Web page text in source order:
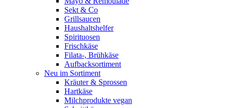
Sekt & Co
Grillsaucen
Haushaltshelfer
Spirituosen
Frischkäse
Filata-, Brühkäse
Aufbacksortiment
Neu im Sortiment
Kräuter & Sprossen
Hartkäse
Milchprodukte vegan